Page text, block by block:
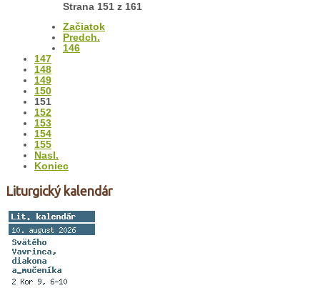
Strana 151 z 161
Začiatok
Predch.
146
147
148
149
150
151
152
153
154
155
Nasl.
Koniec
Liturgický kalendár